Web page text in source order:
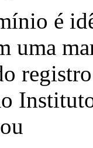
é
uma